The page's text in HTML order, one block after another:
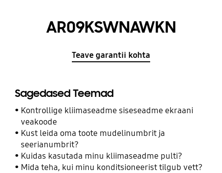
AR09KSWNAWKN
Teave garantii kohta
Sagedased Teemad
Kontrollige kliimaseadme siseseadme ekraani
veakoode
Kust leida oma toote mudelinumbrit ja
seerianumbrit?
Kuidas kasutada minu kliimaseadme pulti?
Mida teha, kui minu konditsioneerist tilgub vett?